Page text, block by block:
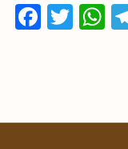
Fa
o
T
r
W
A